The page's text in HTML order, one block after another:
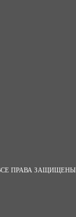
ВСЕ ПРАВА ЗАЩИЩЕНЫ.